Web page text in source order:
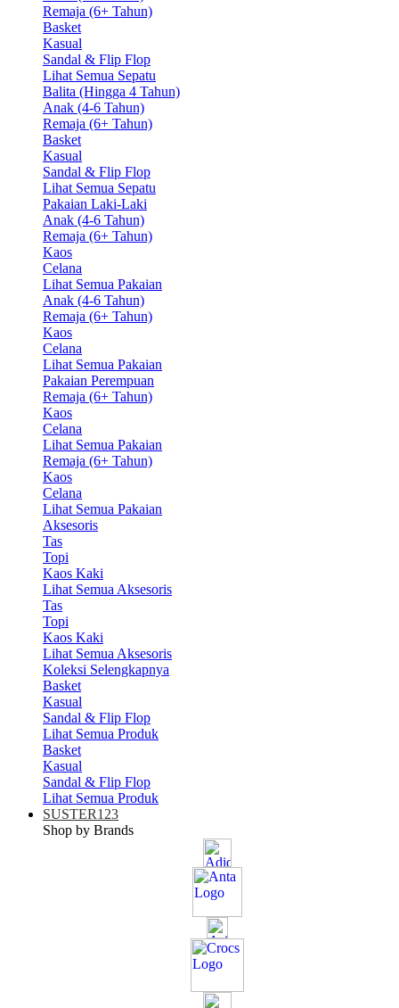
Remaja (6+ Tahun)
Basket
Kasual
Sandal & Flip Flop
Lihat Semua Sepatu
Balita (Hingga 4 Tahun)
Anak (4-6 Tahun)
Remaja (6+ Tahun)
Basket
Kasual
Sandal & Flip Flop
Lihat Semua Sepatu
Pakaian Laki-Laki
Anak (4-6 Tahun)
Remaja (6+ Tahun)
Kaos
Celana
Lihat Semua Pakaian
Anak (4-6 Tahun)
Remaja (6+ Tahun)
Kaos
Celana
Lihat Semua Pakaian
Pakaian Perempuan
Remaja (6+ Tahun)
Kaos
Celana
Lihat Semua Pakaian
Remaja (6+ Tahun)
Kaos
Celana
Lihat Semua Pakaian
Aksesoris
Tas
Topi
Kaos Kaki
Lihat Semua Aksesoris
Tas
Topi
Kaos Kaki
Lihat Semua Aksesoris
Koleksi Selengkapnya
Basket
Kasual
Sandal & Flip Flop
Lihat Semua Produk
Basket
Kasual
Sandal & Flip Flop
Lihat Semua Produk
SUSTER123
Shop by Brands